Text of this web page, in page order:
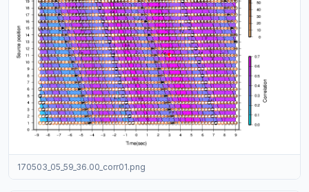
170503_05_59_36.00_corr01.png